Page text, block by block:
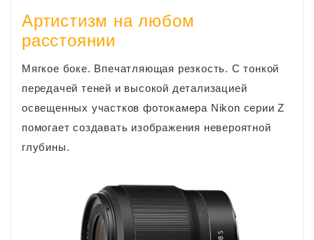
Артистизм на любом
расстоянии
Мягкое боке. Впечатляющая резкость. С тонкой
передачей теней и высокой детализацией
освещенных участков фотокамера Nikon серии Z
помогает создавать изображения невероятной
глубины.